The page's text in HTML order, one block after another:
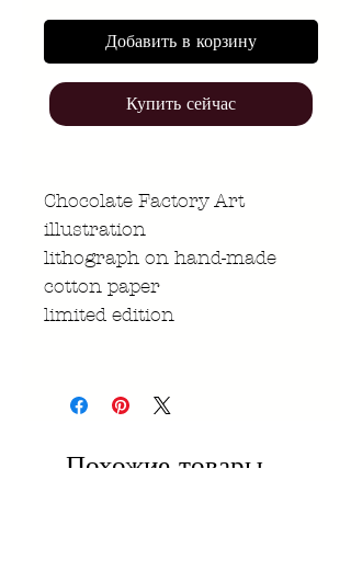
Добавить в корзину
Купить сейчас
Chocolate Factory Art
illustration
lithograph on hand-made
cotton paper
limited edition
Похожие товары